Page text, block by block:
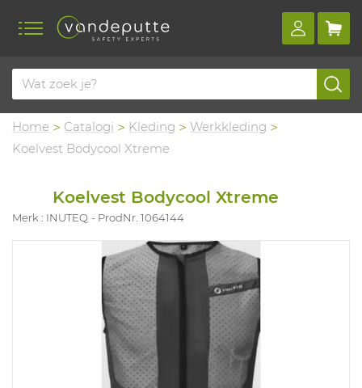
Home Catalogi Kleding
Werkkleding
Koelvest Bodycool Xtreme
Koelvest Bodycool Xtreme
Merk : INUTEQ ProdNr. 1064144